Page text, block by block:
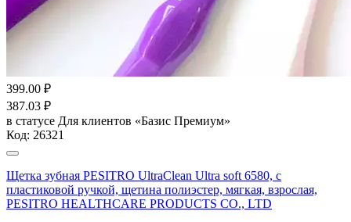
399.00 ₽
387.03 ₽
в статусе Для клиентов «Базис Премиум»
Код: 26321
Щетка зубная PESITRO UltraClean Ultra soft 6580, с
пластиковой ручкой, щетина полиэстер, мягкая, взрослая,
PESITRO HEALTHCARE PRODUCTS CO., LTD